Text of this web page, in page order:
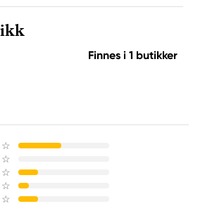
Finnes i 1 butikker
☆
☆
☆
☆
☆